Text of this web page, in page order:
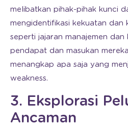
melibatkan pihak-pihak kunci
mengidentifikasi kekuatan dan
seperti jajaran manajemen dan
pendapat dan masukan
menangkap apa saja yang
weakness.
3. Eksplorasi
Ancaman